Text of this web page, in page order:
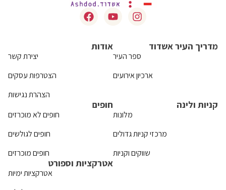
אודות
יצירת קשר
הצטרפות עסקים
הצהרת נגישות
מדריך העיר אשדוד
ספר העיר
ארכיון אירועים
חופים
חופים לא מוכרזים
חופים לגולשים
חופים מוכרזים
קניות ולינה
מלונות
מרכזי קניות גדולים
שווקים וקניות
אטרקציות וספורט
אטרקציות ימיות